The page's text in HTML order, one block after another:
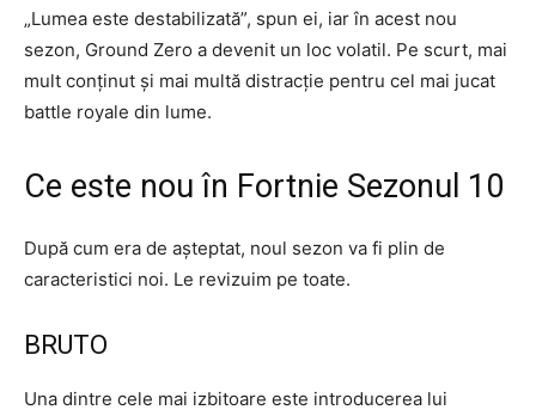
„Lumea este destabilizată”, spun ei, iar în acest nou
sezon, Ground Zero a devenit un loc volatil. Pe scurt, mai
mult conținut și mai multă distracție pentru cel mai jucat
battle royale din lume.
Ce este nou în Fortnie Sezonul 10
După cum era de așteptat, noul sezon va fi plin de
caracteristici noi. Le revizuim pe toate.
BRUTO
Una dintre cele mai izbitoare este introducerea lui